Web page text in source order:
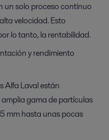
un solo proceso continuo
velocidad. Esto
lo tanto, la rentabilidad.
y rendimiento
Alfa Laval están
gama de partículas
mm hasta unas pocas